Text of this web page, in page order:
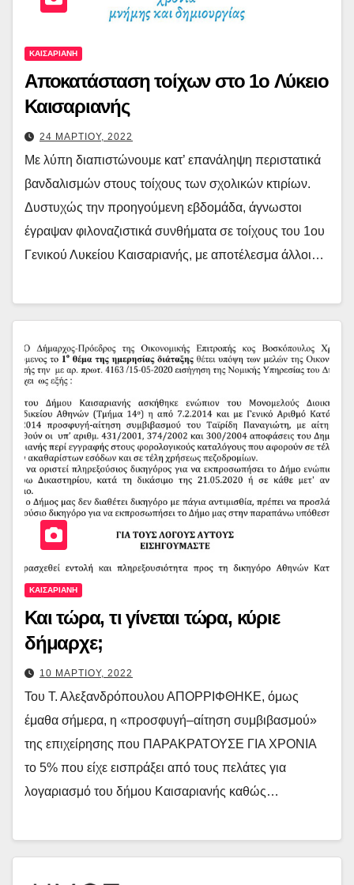
ΚΑΙΣΑΡΙΑΝΗ
Αποκατάσταση τοίχων στο 1ο Λύκειο
Καισαριανής
24 ΜΑΡΤΙΟΥ, 2022
Με λύπη διαπιστώνουμε κατ’ επανάληψη περιστατικά
βανδαλισμών στους τοίχους των σχολικών κτιρίων.
Δυστυχώς την προηγούμενη εβδομάδα, άγνωστοι
έγραψαν φιλοναζιστικά συνθήματα σε τοίχους του 1ου
Γενικού Λυκείου Καισαριανής, με αποτέλεσμα άλλοι…
ΚΑΙΣΑΡΙΑΝΗ
Και τώρα, τι γίνεται τώρα, κύριε
δήμαρχε;
10 ΜΑΡΤΙΟΥ, 2022
Του Τ. Αλεξανδρόπουλου ΑΠΟΡΡΙΦΘΗΚΕ, όμως
έμαθα σήμερα, η «προσφυγή–αίτηση συμβιβασμού»
της επιχείρησης που ΠΑΡΑΚΡΑΤΟΥΣΕ ΓΙΑ ΧΡΟΝΙΑ
το 5% που είχε εισπράξει από τους πελάτες για
λογαριασμό του δήμου Καισαριανής καθώς…